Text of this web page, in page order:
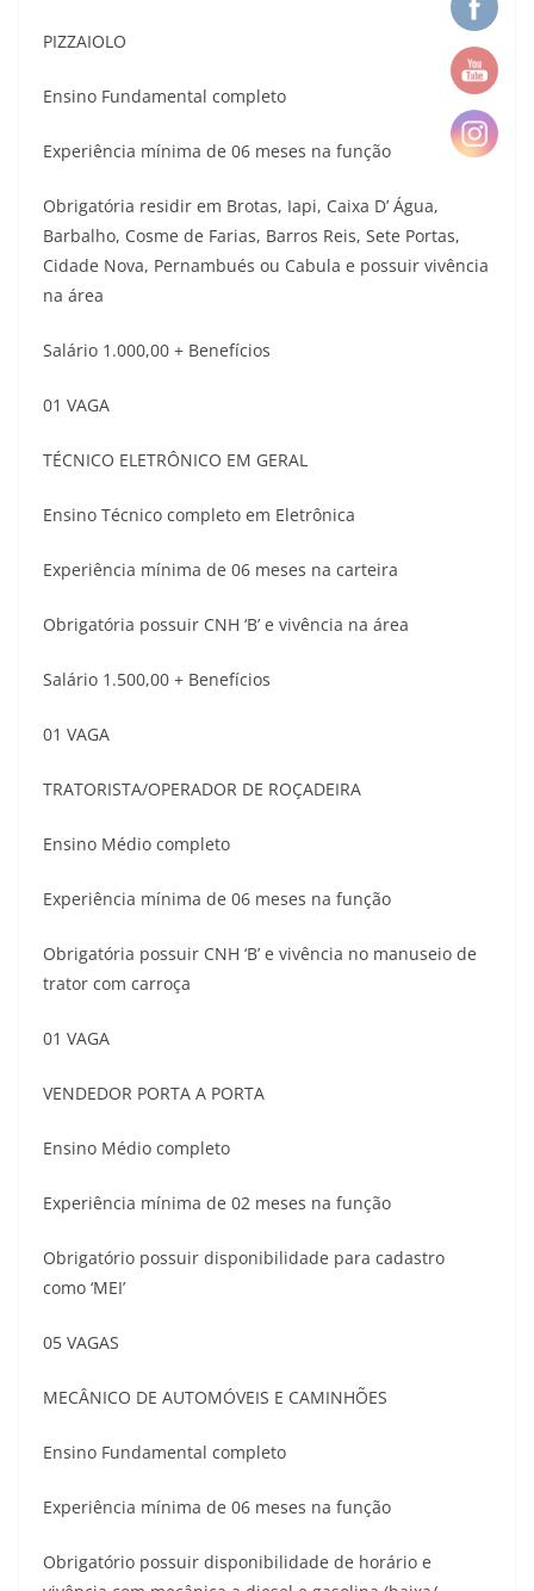
PIZZAIOLO
Ensino Fundamental completo
Experiência mínima de 06 meses na função
Obrigatória residir em Brotas, Iapi, Caixa D’ Água,
Barbalho, Cosme de Farias, Barros Reis, Sete Portas,
Cidade Nova, Pernambués ou Cabula e possuir vivência
na área
Salário 1.000,00 + Benefícios
01 VAGA
TÉCNICO ELETRÔNICO EM GERAL
Ensino Técnico completo em Eletrônica
Experiência mínima de 06 meses na carteira
Obrigatória possuir CNH ‘B’ e vivência na área
Salário 1.500,00 + Benefícios
01 VAGA
TRATORISTA/OPERADOR DE ROÇADEIRA
Ensino Médio completo
Experiência mínima de 06 meses na função
Obrigatória possuir CNH ‘B’ e vivência no manuseio de
trator com carroça
01 VAGA
VENDEDOR PORTA A PORTA
Ensino Médio completo
Experiência mínima de 02 meses na função
Obrigatório possuir disponibilidade para cadastro
como ‘MEI’
05 VAGAS
MECÂNICO DE AUTOMÓVEIS E CAMINHÕES
Ensino Fundamental completo
Experiência mínima de 06 meses na função
Obrigatório possuir disponibilidade de horário e